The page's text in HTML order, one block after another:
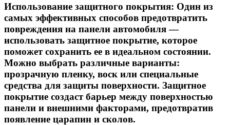
Использование защитного покрытия: Один из
самых эффективных способов предотвратить
повреждения на панели автомобиля —
использовать защитное покрытие, которое
поможет сохранить ее в идеальном состоянии.
Можно выбрать различные варианты:
прозрачную пленку, воск или специальные
средства для защиты поверхности. Защитное
покрытие создаст барьер между поверхностью
панели и внешними факторами, предотвратив
появление царапин и сколов.